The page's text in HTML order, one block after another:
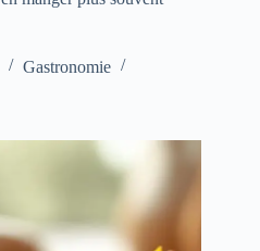
Gastronomie